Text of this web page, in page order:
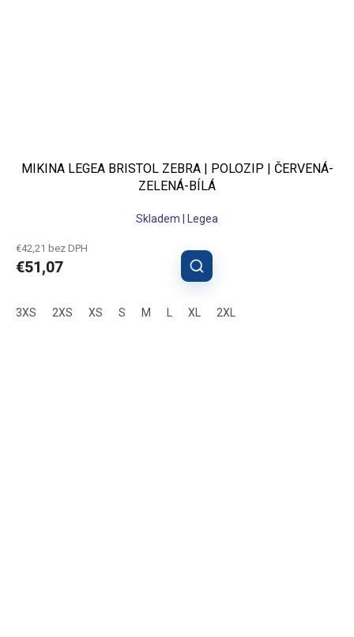
MIKINA LEGEA BRISTOL ZEBRA | POLOZIP | ČERVENÁ-
ZELENÁ-BÍLÁ
Skladem | Legea
€42,21 bez DPH
€51,07
3XS 2XS XS S M XL 2XL